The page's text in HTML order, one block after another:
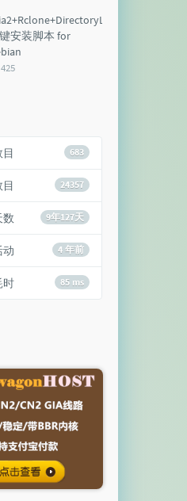
数：
安装脚本 for
评
425
683
24357
9年127天
数
4 年前
动
85 ms
时